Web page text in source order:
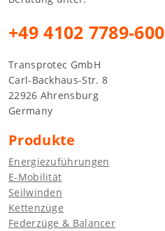
+49 4102 7789-600
Transprotec GmbH
Carl-Backhaus-Str. 8
22926 Ahrensburg
Germany
Produkte
Energiezuführungen
E-Mobilität
Seilwinden
Kettenzüge
Federzüge & Balancer